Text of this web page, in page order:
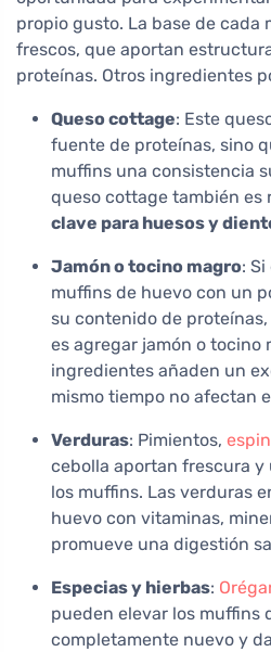
propio gusto. La base de cada
frescos, que aportan
proteínas. Otros ingredientes
Queso cottage: Este
fuente de proteínas, sino
muffins una consistencia
queso cottage también es
clave para huesos y
Jamón o tocino magro:
muffins de huevo con un
su contenido de
es agregar jamón o tocino
ingredientes añaden un
mismo tiempo no afectan
Verduras: Pimientos,
cebolla aportan frescura y
los muffins. Las verduras
huevo con vitaminas,
promueve una digestión
Especias y hierbas:
pueden elevar los muffins
completamente nuevo y